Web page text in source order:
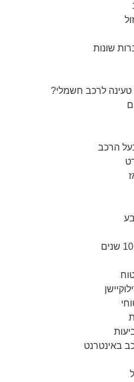
שונות
לרכב חשמלי?
הרכב
באינטרנט